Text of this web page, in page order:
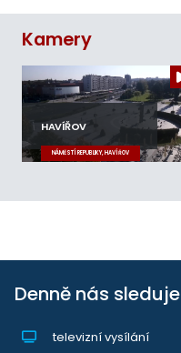
Kamery
HAVÍŘOV
NÁMĚSTÍ REPUBLIKY, HAVÍŘOV
Denně nás sleduje
televizní vysílání